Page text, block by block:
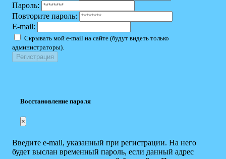
Пароль:
Повторите пароль:
E-mail:
Скрывать мой e-mail на сайте (будут видеть только
администраторы).
Восстановление пароля
×
Введите e-mail, указанный при регистрации. На него
будет выслан временный пароль, если данный адрес